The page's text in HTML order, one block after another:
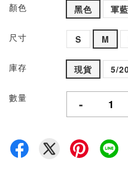
顏色 黑色 軍藍
尺寸 S M
庫存 現貨 5/
數量 -